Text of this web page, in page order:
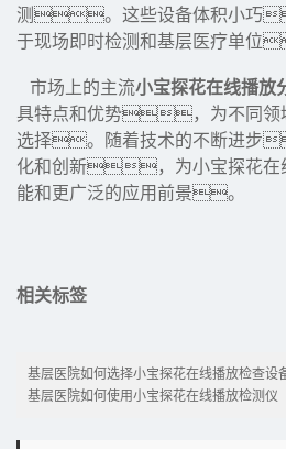
测。这些设备体积小巧
于现场即时检测和基层医疗单位
市场上的主流小宝探花在线播放
具特点和优势，为不同领
选择。随着技术的不断进步
化和创新，为小宝探花在
能和更广泛的应用前景。
相关标签
基层医院如何选择小宝探花在线播放检查设
基层医院如何使用小宝探花在线播放检测仪